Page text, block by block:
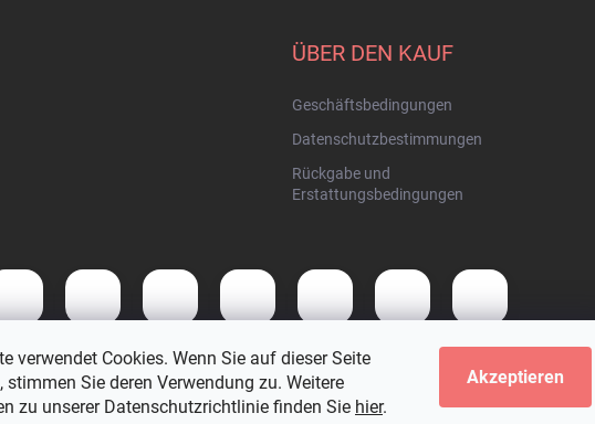
verwendet Cookies. Wenn Sie auf dieser Seite
stimmen Sie deren Verwendung zu. Weitere
zu unserer Datenschutzrichtlinie finden Sie hier.
Akzeptieren
ÜBER DEN KAUF
Geschäftsbedingungen
Datenschutzbestimmungen
Rückgabe und
Erstattungsbedingungen
Cookie-Einstellungen ändern